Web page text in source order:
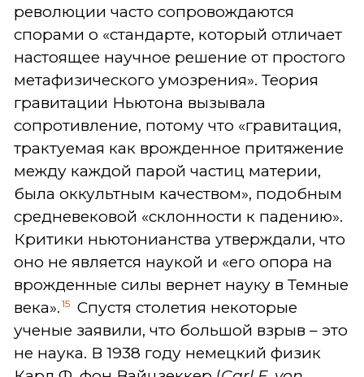
революции часто сопровождаются
спорами о «стандарте, который отличает
настоящее научное решение от простого
метафизического умозрения». Теория
гравитации Ньютона вызывала
сопротивление, потому что «гравитация,
трактуемая как врожденное притяжение
между каждой парой частиц материи,
была оккультным качеством», подобным
средневековой «склонности к падению».
Критики ньютонианства утверждали, что
оно не является наукой и «его опора на
врожденные силы вернет науку в Темные
века». 15 Спустя столетия некоторые
ученые заявили, что большой взрыв – это
не наука. В 1938 году немецкий физик